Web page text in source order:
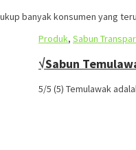
banyak konsumen yang
Produk, Sabun
√Sabun
5/5 (5) Temulawak